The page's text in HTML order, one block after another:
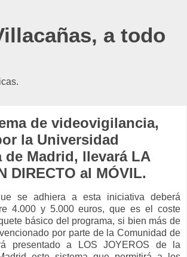
a todo
de videovigilancia,
la Universidad
de Madrid, llevará LA
DIRECTO al MÓVIL.
se adhiera a esta iniciativa deberá
4.000 y 5.000 euros, que es el coste
básico del programa, si bien más de
por parte de la Comunidad de
presentado a LOS JOYEROS de la